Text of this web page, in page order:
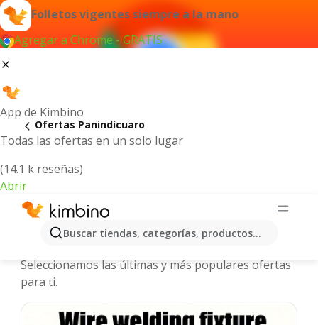
Folletos vigentes siempre a la mano
Agregar a Chrome - GRATIS
App de Kimbino
Todas las ofertas en un solo lugar
(14.1 k reseñas)
Abrir
Buscar tiendas, categorías, productos...
Ofertas Panindícuaro
Panindícuaro - Folletos y ofertas más
Seleccionamos las últimas y más populares ofertas
para ti.